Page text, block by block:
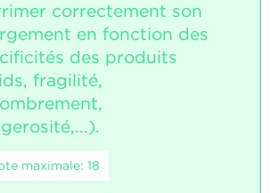
correctement son
en fonction des
des produits
fragilité,
maximale: 18